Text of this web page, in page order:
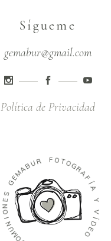
Sígueme
gemabur@gmail.com
Política de Privacidad
GEMAB R FOTOGR
A
F
A
Y
V
Í
D
C
O
M
U
N
I
O
N
S